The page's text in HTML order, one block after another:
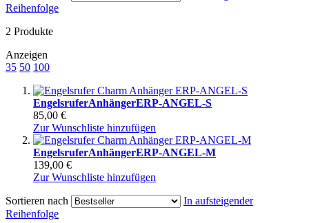
Reihenfolge
2 Produkte
Anzeigen
35 50 100
EngelsruferAnhängerERP-ANGEL-S
85,00 €
Zur Wunschliste hinzufügen
EngelsruferAnhängerERP-ANGEL-M
139,00 €
Zur Wunschliste hinzufügen
Sortieren nach
In aufsteigender
Reihenfolge